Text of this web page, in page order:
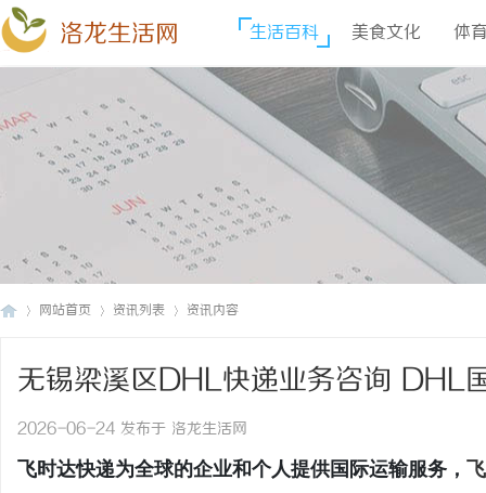
洛龙生活网 生活百科 美食文化 体
网站首页 资讯列表 资讯内容
无锡梁溪区DHL快递业务咨询 DHL
2026-06-24 发布于 洛龙生活网
飞时达快递为全球的企业和个人提供国际运输服务，